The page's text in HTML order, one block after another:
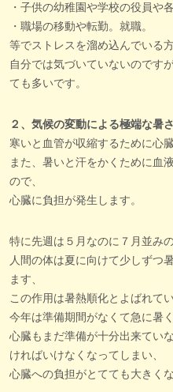
・子供の幼稚園や学校の役員や
・職場の移動や転勤。就職。
等でストレスを溜め込んでいる
自分では気づいていないのです
ても多いです。
２、気候の変動による極端な暑
寒いと血管が収縮するために心
また、暑いと汗をかくために血
ので、
心臓に負担が発生します。
特に先週は５月なのに７月並み
人間の体は夏に向けて少しずつ
ます、
この作用は暑熱順化とよばれてい
今年は準備期間がなくて急に暑
心臓もまだ準備が十分出来てい
ければいけなくなってしまい、
心臓への負担がとてても大きく